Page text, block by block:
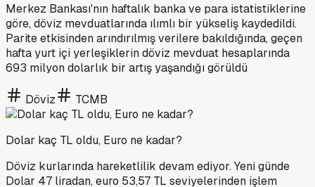
Merkez Bankası'nın haftalık banka ve para istatistiklerine
göre, döviz mevduatlarında ılımlı bir yükseliş kaydedildi.
Parite etkisinden arındırılmış verilere bakıldığında, geçen
hafta yurt içi yerleşiklerin döviz mevduat hesaplarında
693 milyon dolarlık bir artış yaşandığı görüldü
Döviz TCMB
Dolar kaç TL oldu, Euro ne kadar?
Döviz kurlarında hareketlilik devam ediyor. Yeni günde
Dolar 47 liradan, euro 53,57 TL seviyelerinden işlem